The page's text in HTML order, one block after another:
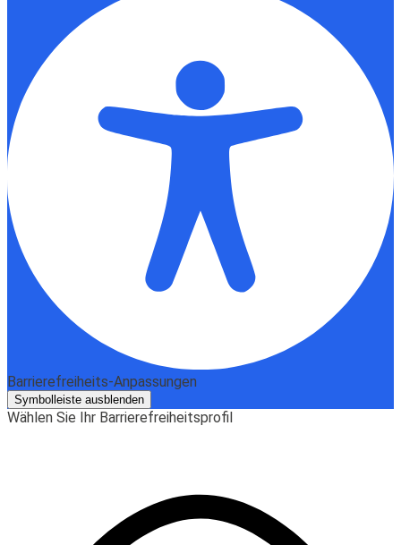
Barrierefreiheits-Anpassungen
Symbolleiste ausblenden
Wählen Sie Ihr Barrierefreiheitsprofil